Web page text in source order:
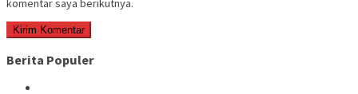
komentar saya berikutnya.
Berita Populer